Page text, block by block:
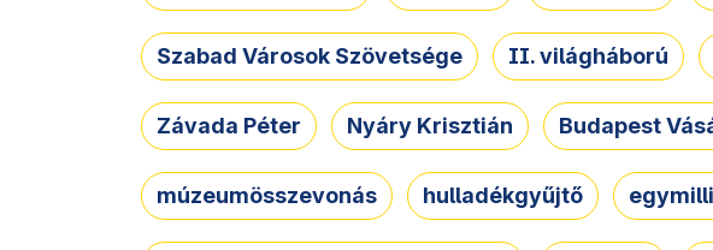
Szabad Városok Szövetsége II. világháború
Závada Péter Nyáry Krisztián Budapest
múzeumösszevonás hulladékgyűjtő